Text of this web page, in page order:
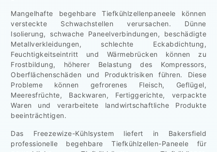
Mangelhafte begehbare Tiefkühlzellenpaneele können
versteckte Schwachstellen verursachen. Dünne
Isolierung, schwache Paneelverbindungen, beschädigte
Metallverkleidungen, schlechte Eckabdichtung,
Feuchtigkeitseintritt und Wärmebrücken können zu
Frostbildung, höherer Belastung des Kompressors,
Oberflächenschäden und Produktrisiken führen. Diese
Probleme können gefrorenes Fleisch, Geflügel,
Meeresfrüchte, Backwaren, Fertiggerichte, verpackte
Waren und verarbeitete landwirtschaftliche Produkte
beeinträchtigen.
Das Freezewize-Kühlsystem liefert in Bakersfield
professionelle begehbare Tiefkühlzellen-Paneele für